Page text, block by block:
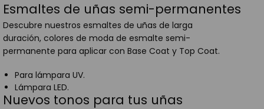
Esmaltes de uñas semi-permanentes
Descubre nuestros esmaltes de uñas de larga
duración, colores de moda de esmalte semi-
permanente para aplicar con Base Coat y Top Coat.
Para lámpara UV.
Lámpara LED.
Nuevos tonos para tus uñas